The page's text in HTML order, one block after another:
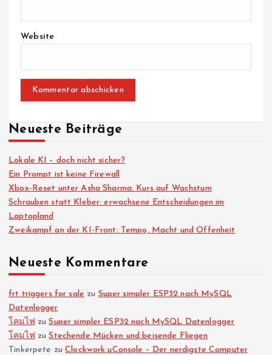
Website
Neueste Beiträge
Lokale KI – doch nicht sicher?
Ein Prompt ist keine Firewall
Xbox-Reset unter Asha Sharma: Kurs auf Wachstum
Schrauben statt Kleber: erwachsene Entscheidungen im
Laptopland
Zweikampf an der KI-Front: Tempo, Macht und Offenheit
Neueste Kommentare
frt triggers for sale zu Super simpler ESP32 nach MySQL
Datenlogger
โคมไฟ zuSuper simpler ESP32 nach MySQL Datenlogger
โคมไฟ zuStechende Mücken und beisende Fliegen
Tinkerpete zuClockwork uConsole – Der nerdigste Computer